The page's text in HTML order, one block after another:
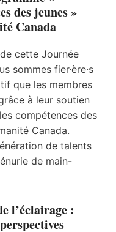
des jeunes »
Canada
cette Journée
sommes fier·ère·s
que les membres
à leur soutien
compétences des
Canada.
de talents
de main-
l’éclairage :